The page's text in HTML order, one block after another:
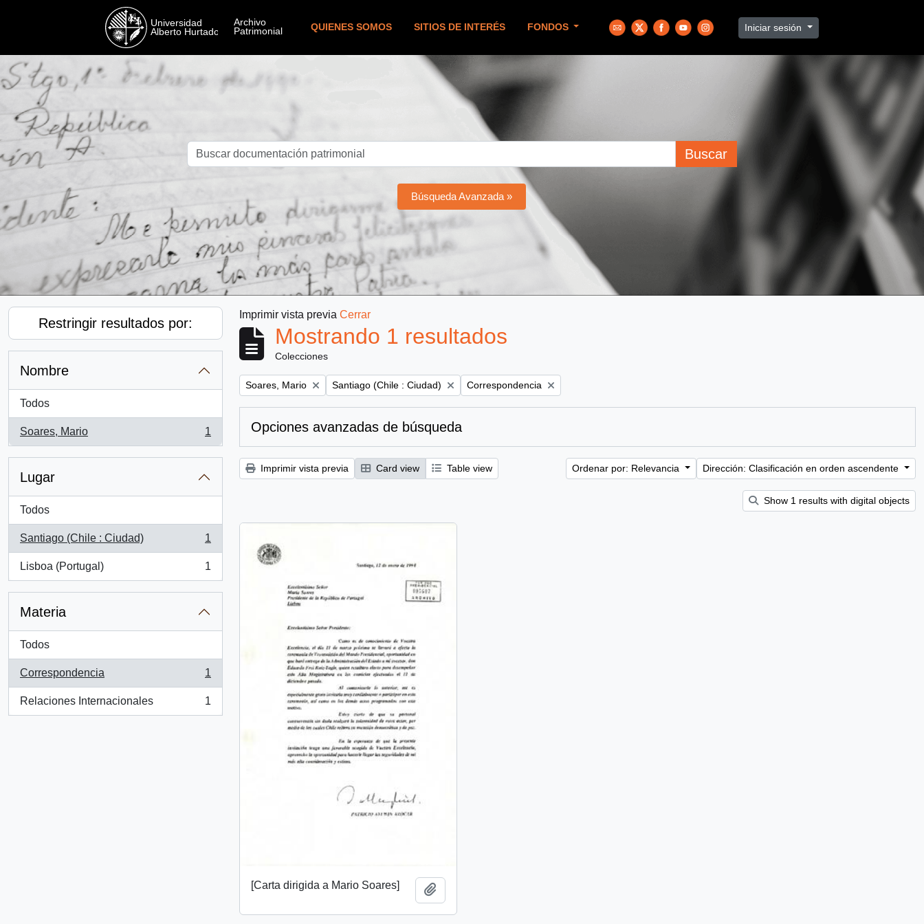
QUIENES SOMOS SITIOS DE INTERÉS FONDOS Iniciar sesión
Buscar
Búsqueda Avanzada »
Restringir resultados por:
Nombre
Todos
Soares, Mario
, 1 resultados
1
Lugar
Todos
Santiago (Chile : Ciudad)
, 1 resultados
1
Lisboa (Portugal)
, 1 resultados
1
Materia
Todos
Correspondencia
, 1 resultados
1
Relaciones Internacionales
, 1 resultados
1
Imprimir vista previa Cerrar
Mostrando 1 resultados
Colecciones
Remove filter:
Soares, Mario Remove filter:
Santiago (Chile : Ciudad) Remove filter:
Correspondencia
Opciones avanzadas de búsqueda
Imprimir vista previa Card view Table view Ordenar por: Relevancia Dirección: Clasificación en orden ascendente
Show 1 results with digital objects
[Carta dirigida a Mario Soares]